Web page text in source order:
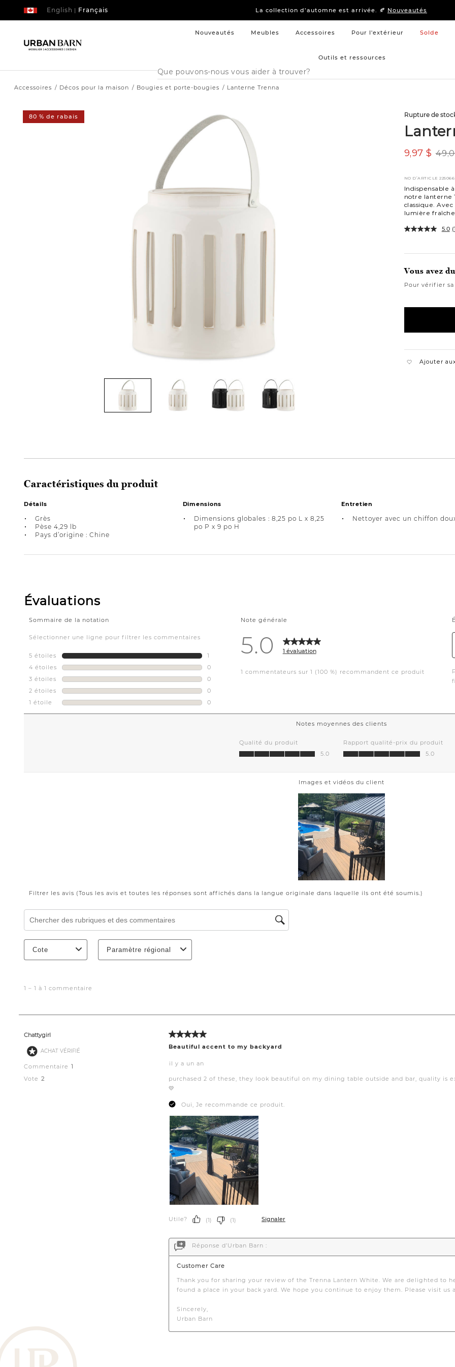
| Français
English
La collection d’automne est arrivée. 🍂 Nouveautés
15 % –Literieetmobilier de chambre à coucher
La collection d’automne est arrivée. 🍂 Nouveautés
Nouveautés Meubles Accessoires Pour l'extérieur Solde
Outils et ressources
Cataloque
de
Accessoires Décos pour la maison Bougies et porte-bougies Lanterne Trenna
80 % de rabais Rupture de
9,97 $
NO D’ARTICLE 225066
Indispensable
notre lanterne
classique.
lumière
5.0
Vous avez
Pour vérifier
Ajouter
Caractéristiques du produit
Détails
Grès
Pèse 4,29 lb
Pays d’origine : Chine
Dimensions
Dimensions globales : 8,25 po L x 8,25
po P x 9 po H
Entretien
Nettoyer avec un chiffon